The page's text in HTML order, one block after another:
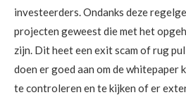
investeerders. Ondanks deze
projecten geweest die met het
zijn. Dit heet een exit scam of rug
doen er goed aan om de whitepaper
te controleren en te kijken of er